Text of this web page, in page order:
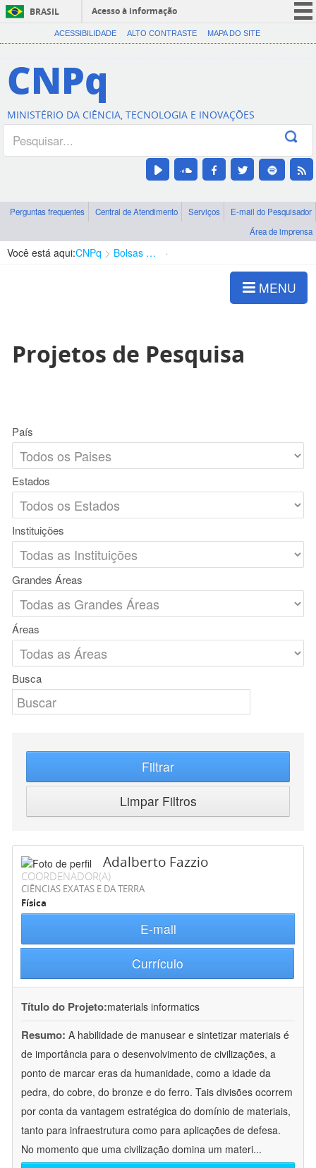
BRASIL
Acesso à informação
CORONAVÍRUS (COVID-19)
Canais
ACESSIBILIDADE ALTO CONTRASTE MAPA DO SITE
CNPq
MINISTÉRIO DA CIÊNCIA, TECNOLOGIA E INOVAÇÕES
Perguntas frequentes Central de Atendimento Serviços
E-mail do Pesquisador
Área de imprensa
Você está aqui:CNPq Bolsas e Auxílios Vigentes
MENU
Projetos de Pesquisa
País
Estados
Instituições
Grandes Áreas
Áreas
Busca
Filtrar
Limpar Filtros
Adalberto Fazzio
COORDENADOR(A)
CIÊNCIAS EXATAS E DA TERRA
Física
E-mail
Currículo
Título do Projeto:materials informatics
Resumo: A habilidade de manusear e sintetizar materiais é
de importância para o desenvolvimento de civilizações, a
ponto de marcar eras da humanidade, como a idade da
pedra, do cobre, do bronze e do ferro. Tais divisões ocorrem
por conta da vantagem estratégica do domínio de materiais,
tanto para infraestrutura como para aplicações de defesa.
No momento que uma civilização domina um materi...